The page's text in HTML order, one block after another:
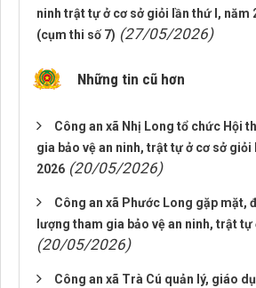
ninh trật tự ở cơ sở giỏi lần thứ I, năm
(cụm thi số 7) (27/05/2026)
Những tin cũ hơn
Công an xã Nhị Long tổ chức Hội
gia bảo vệ an ninh, trật tự ở cơ sở giỏi
2026 (20/05/2026)
Công an xã Phước Long gặp mặt,
lượng tham gia bảo vệ an ninh, trật tự
(20/05/2026)
Công an xã Trà Cú quản lý, giáo